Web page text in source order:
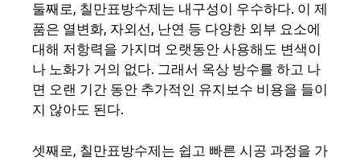
둘째로, 칠만표방수제는 내구성이 우수하다. 이 제
품은 열변화, 자외선, 난연 등 다양한 외부 요소에
대해 저항력을 가지며 오랫동안 사용해도 변색이
나 노화가 거의 없다. 그래서 옥상 방수를 하고 나
면 오랜 기간 동안 추가적인 유지보수 비용을 들이
지 않아도 된다.
셋째로, 칠만표방수제는 쉽고 빠른 시공 과정을 가